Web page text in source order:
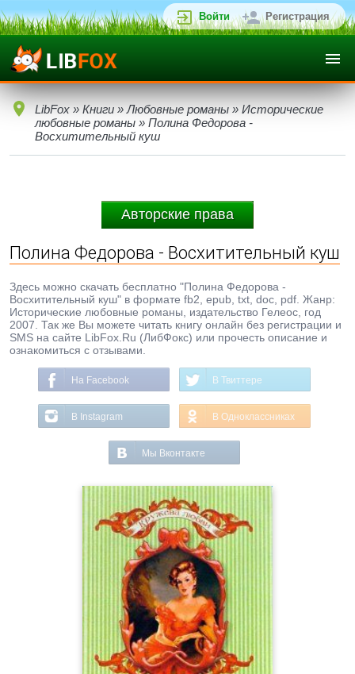
Войти Регистрация
LibFox » Книги » Любовные романы » Исторические
любовные романы » Полина Федорова -
Восхитительный куш
Авторские права
Полина Федорова - Восхитительный куш
Здесь можно скачать бесплатно "Полина Федорова -
Восхитительный куш" в формате fb2, epub, txt, doc, pdf. Жанр:
Исторические любовные романы, издательство Гелеос, год
2007. Так же Вы можете читать книгу онлайн без регистрации и
SMS на сайте LibFox.Ru (ЛибФокс) или прочесть описание и
ознакомиться с отзывами.
На Facebook В Твиттере
В Instagram В Одноклассниках
Мы Вконтакте